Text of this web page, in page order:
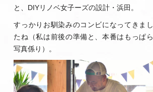
と、DIYリノベ女子ーズの設計・浜田。
すっかりお馴染みのコンビになってきまし
たね（私は前後の準備と、本番はもっぱら
写真係り）。